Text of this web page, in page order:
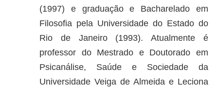
(1997) e graduação e Bacharelado em
Filosofia pela Universidade do Estado do
Rio de Janeiro (1993). Atualmente é
professor do Mestrado e Doutorado em
Psicanálise, Saúde e Sociedade da
Universidade Veiga de Almeida e Leciona